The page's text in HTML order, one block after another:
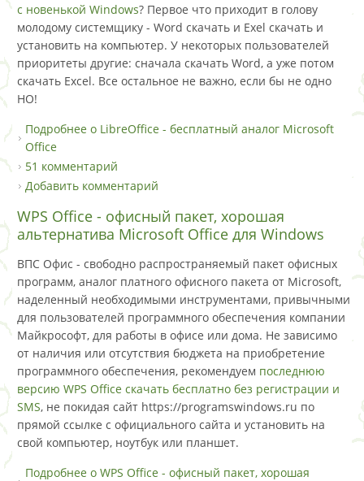
с новенькой Windows? Первое что приходит в голову
молодому системщику - Word скачать и Exel скачать и
установить на компьютер. У некоторых пользователей
приоритеты другие: сначала скачать Word, а уже потом
скачать Excel. Все остальное не важно, если бы не одно
НО!
Подробнее о LibreOffice - бесплатный аналог Microsoft
Office
51 комментарий
Добавить комментарий
WPS Office - офисный пакет, хорошая
альтернатива Microsoft Office для Windows
ВПС Офис - свободно распространяемый пакет офисных
программ, аналог платного офисного пакета от Microsoft,
наделенный необходимыми инструментами, привычными
для пользователей программного обеспечения компании
Майкрософт, для работы в офисе или дома. Не зависимо
от наличия или отсутствия бюджета на приобретение
программного обеспечения, рекомендуем последнюю
версию WPS Office скачать бесплатно без регистрации и
SMS, не покидая сайт https://programswindows.ru по
прямой ссылке с официального сайта и установить на
свой компьютер, ноутбук или планшет.
Подробнее о WPS Office - офисный пакет, хорошая